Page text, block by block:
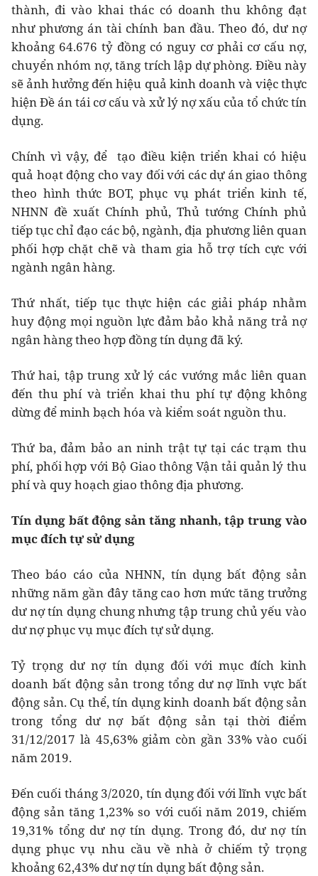
thành, đi vào khai thác có doanh thu không đạt
như phương án tài chính ban đầu. Theo đó, dư nợ
khoảng 64.676 tỷ đồng có nguy cơ phải cơ cấu nợ,
chuyển nhóm nợ, tăng trích lập dự phòng. Điều này
sẽ ảnh hưởng đến hiệu quả kinh doanh và việc thực
hiện Đề án tái cơ cấu và xử lý nợ xấu của tổ chức tín
dụng.
Chính vì vậy, để tạo điều kiện triển khai có hiệu
quả hoạt động cho vay đối với các dự án giao thông
theo hình thức BOT, phục vụ phát triển kinh tế,
NHNN đề xuất Chính phủ, Thủ tướng Chính phủ
tiếp tục chỉ đạo các bộ, ngành, địa phương liên quan
phối hợp chặt chẽ và tham gia hỗ trợ tích cực với
ngành ngân hàng.
Thứ nhất, tiếp tục thực hiện các giải pháp nhằm
huy động mọi nguồn lực đảm bảo khả năng trả nợ
ngân hàng theo hợp đồng tín dụng đã ký.
Thứ hai, tập trung xử lý các vướng mắc liên quan
đến thu phí và triển khai thu phí tự động không
dừng để minh bạch hóa và kiểm soát nguồn thu.
Thứ ba, đảm bảo an ninh trật tự tại các trạm thu
phí, phối hợp với Bộ Giao thông Vận tải quản lý thu
phí và quy hoạch giao thông địa phương.
Tín dụng bất động sản tăng nhanh, tập trung vào
mục đích tự sử dụng
Theo báo cáo của NHNN, tín dụng bất động sản
những năm gần đây tăng cao hơn mức tăng trưởng
dư nợ tín dụng chung nhưng tập trung chủ yếu vào
dư nợ phục vụ mục đích tự sử dụng.
Tỷ trọng dư nợ tín dụng đối với mục đích kinh
doanh bất động sản trong tổng dư nợ lĩnh vực bất
động sản. Cụ thể, tín dụng kinh doanh bất động sản
trong tổng dư nợ bất động sản tại thời điểm
31/12/2017 là 45,63% giảm còn gần 33% vào cuối
năm 2019.
Đến cuối tháng 3/2020, tín dụng đối với lĩnh vực bất
động sản tăng 1,23% so với cuối năm 2019, chiếm
19,31% tổng dư nợ tín dụng. Trong đó, dư nợ tín
dụng phục vụ nhu cầu về nhà ở chiếm tỷ trọng
khoảng 62,43% dư nợ tín dụng bất động sản.